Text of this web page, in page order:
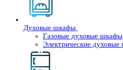
Духовые шкафы
Газовые духовые шкафы
Электрические